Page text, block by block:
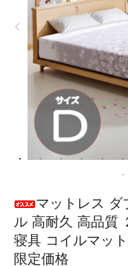
マットレス ダ
ル 高耐久 高品質
寝具 コイルマッ
限定価格